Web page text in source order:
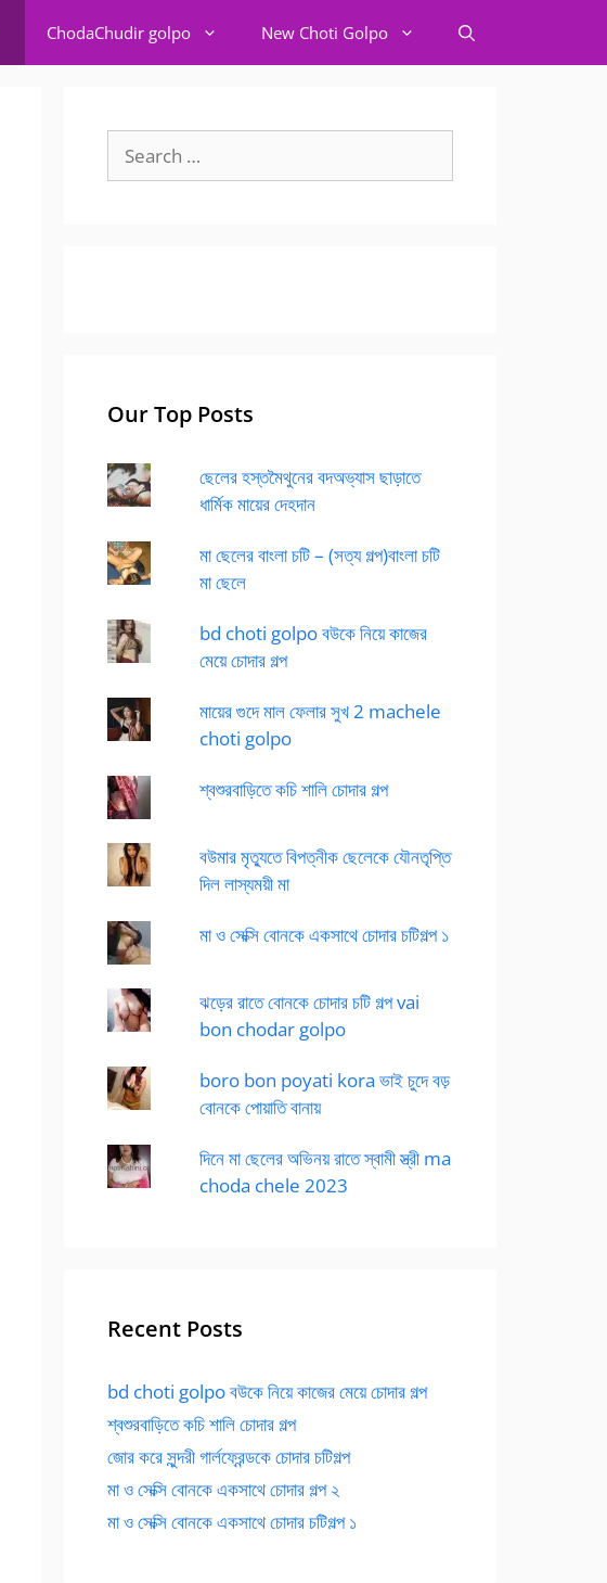
ChodaChudir golpo New Choti Golpo
for:
Our Top Posts
ছেলের হস্তমৈথুনের বদঅভ্যাস ছাড়াতে
ধার্মিক মায়ের দেহদান
মা ছেলের বাংলা চটি – (সত্য গল্প)বাংলা চটি
মা ছেলে
bd choti golpo বউকে নিয়ে কাজের
মেয়ে চোদার গল্প
মায়ের গুদে মাল ফেলার সুখ 2 machele
choti golpo
শ্বশুরবাড়িতে কচি শালি চোদার গল্প
বউমার মৃত্যুতে বিপত্নীক ছেলেকে যৌনতৃপ্তি
দিল লাস্যময়ী মা
মা ও সেক্সি বোনকে একসাথে চোদার চটিগল্প ১
ঝড়ের রাতে বোনকে চোদার চটি গল্প vai
bon chodar golpo
boro bon poyati kora ভাই চুদে বড়
বোনকে পোয়াতি বানায়
দিনে মা ছেলের অভিনয় রাতে স্বামী স্ত্রী ma
choda chele 2023
Recent Posts
bd choti golpo বউকে নিয়ে কাজের মেয়ে চোদার গল্প
শ্বশুরবাড়িতে কচি শালি চোদার গল্প
জোর করে সুন্দরী গার্লফ্রেন্ডকে চোদার চটিগল্প
মা ও সেক্সি বোনকে একসাথে চোদার গল্প ২
মা ও সেক্সি বোনকে একসাথে চোদার চটিগল্প ১